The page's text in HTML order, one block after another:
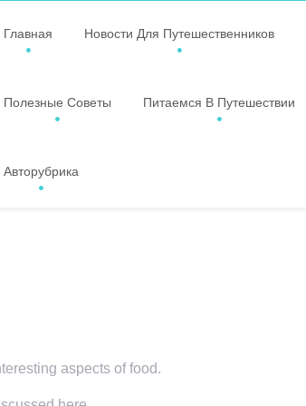
Главная Новости Для Путешественников
Полезные Советы Питаемся В Путешествии
Авторубрика
aspects of food.